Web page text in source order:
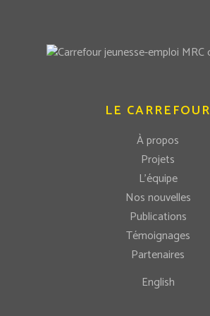
LE CARREFOUR
À propos
Projets
L’équipe
Nos nouvelles
Publications
Témoignages
Partenaires
English